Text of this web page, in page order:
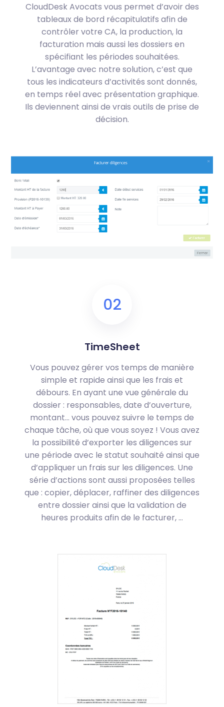
CloudDesk Avocats vous permet d’avoir des
tableaux de bord récapitulatifs afin de
contrôler votre CA, la production, la
facturation mais aussi les dossiers en
spécifiant les périodes souhaitées.
L’avantage avec notre solution, c’est que
tous les indicateurs d’activités sont donnés,
en temps réel avec présentation graphique.
Ils deviennent ainsi de vrais outils de prise de
décision.
02
TimeSheet
Vous pouvez gérer vos temps de manière
simple et rapide ainsi que les frais et
débours. En ayant une vue générale du
dossier : responsables, date d’ouverture,
montant… vous pouvez suivre le temps de
chaque tâche, où que vous soyez ! Vous avez
la possibilité d’exporter les diligences sur
une période avec le statut souhaité ainsi que
d’appliquer un frais sur les diligences. Une
série d’actions sont aussi proposées telles
que : copier, déplacer, raffiner des diligences
entre dossier ainsi que la validation de
heures produits afin de le facturer, …